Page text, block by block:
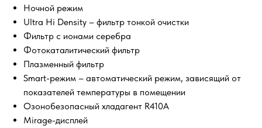
Ночной режим
Ultra Hi Density – фильтр тонкой очистки
Фильтр с ионами серебра
Фотокаталитический фильтр
Плазменный фильтр
Smart-режим – автоматический режим, зависящий от
показателей температуры в помещении
Озонобезопасный хладагент R410А
Mirage-дисплей